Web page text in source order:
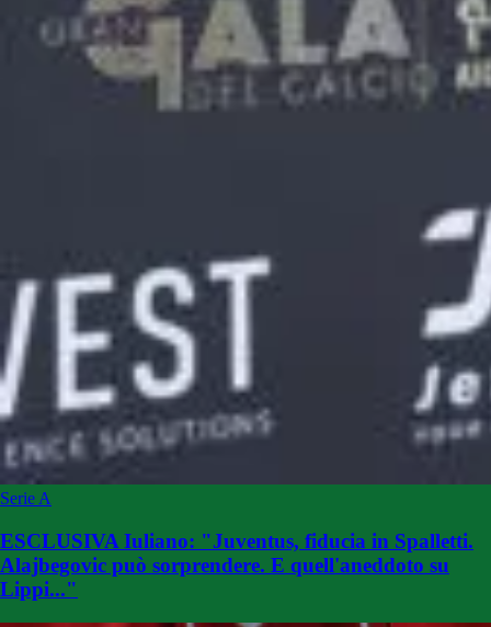
Serie A
ESCLUSIVA Iuliano: "Juventus, fiducia in Spalletti.
Alajbegovic può sorprendere. E quell'aneddoto su
Lippi..."